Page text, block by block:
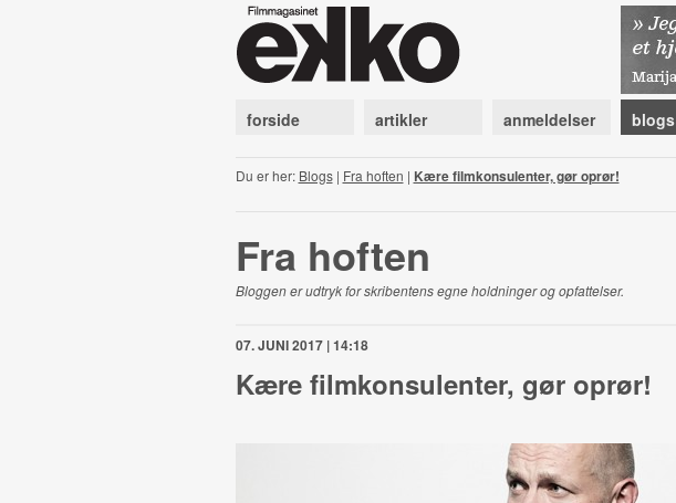
forside artikler anmeldelser blogs
Du er her: Blogs| Fra hoften | Kære filmkonsulenter, gør oprør!
Fra hoften
Bloggen er udtryk for skribentens egne holdninger og opfattelser.
07. JUNI 2017 | 14:18
Kære filmkonsulenter, gør oprør!